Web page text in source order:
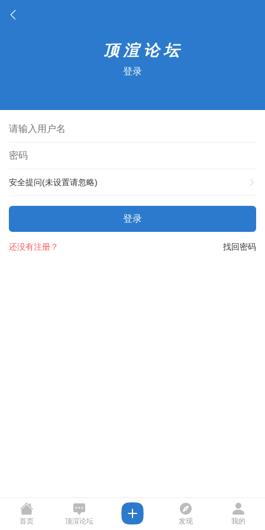
登录
安全提问(未设置请忽略)
登录
找回密码
还没有注册？
首页 顶渲论坛 发现 我的